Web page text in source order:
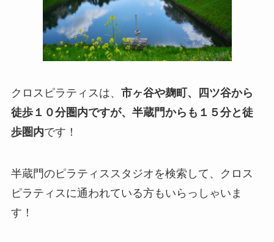
クロスピラティスは、 市ヶ谷や麹町、四ツ谷から
徒歩１０分圏内ですが、半蔵門からも１５分と徒
歩圏内です！
半蔵門のピラティススタジオを検索して、クロス
ピラティスに通われている方もいらっしゃいま
す！